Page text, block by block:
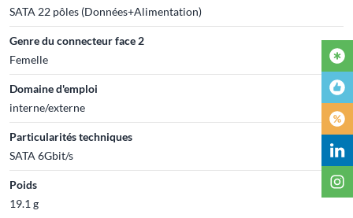
SATA 22 pôles (Données+Alimentation)
Genre du connecteur face 2
Femelle
Domaine d'emploi
interne/externe
Particularités techniques
SATA 6Gbit/s
Poids
19.1 g